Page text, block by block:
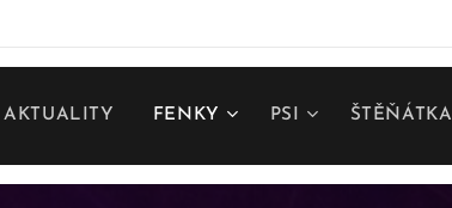
AKTUALITY FENKY PSI ŠTĚŇÁTKA